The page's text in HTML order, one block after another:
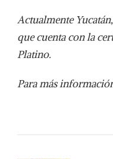
Actualmente
que cuenta con la
Platino.
Para más